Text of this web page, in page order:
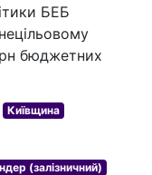
БЕБ
бюджетних
Київщина
(залізничний)